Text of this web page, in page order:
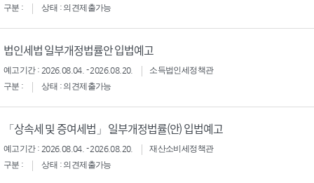
구분 :
상태 : 의견제출가능
법인세법 일부개정법률안 입법예고
예고기간 : 2026.08.04. - 2026.08.20.
소득법인세정책관
구분 :
상태 : 의견제출가능
「상속세 및 증여세법」 일부개정법률(안) 입법예고
예고기간 : 2026.08.04. - 2026.08.20.
재산소비세정책관
구분 :
상태 : 의견제출가능